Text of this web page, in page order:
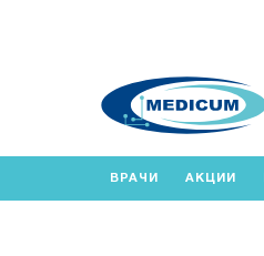
ВРАЧИ АКЦИИ